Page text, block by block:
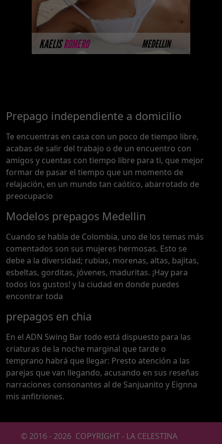
KAELISROMERO MEDELLIN
MÁS INFORMACIÓN
Prepago independiente a domicilio
Te encuentras en casa con un poco de tiempo libre,
acabas de salir del trabajo o de un encuentro con
amigos y cuentas con tiempo libre para ti, que mejor
formar de pasar el tiempo que un momento de
relajación, en un mundo tan caótico, abarrotado de
preocupacio
Modelos prepagos Medellin
Cuando se habla de Colombia, uno de los temas más
comentados son sus mujeres hermosas. Esto se
debe a la diversidad; rubias, morenas, altas, bajitas,
esbeltas, gorditas, jóvenes, maduritas. ¡Hay para
todos los gustos! y la ciudad en donde puedes
encontrar toda
prepagos en chia
En el ADN Swing Bar todo está dispuesto para las
criaturas de la noche marginal que tarde o
temprano habrá que llegar: Presto atención a las
parejas que van llegando, acusando en sus reseñas
narraciones consonantes al de Sanjuanito y Eignna
mis anfitriones.
© 2016 - 2026 COPYRIGHT - LA CELESTINA